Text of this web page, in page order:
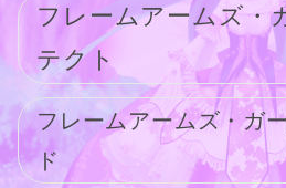
フレームアームズ
テクト
フレームアームズ・ガ
ド